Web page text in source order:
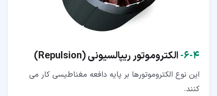
۴‏-‏۶‏- الکتروموتور ریپالسیونی(Repulsion)
این نوع الکتروموتورها بر پایه دافعه مغناطیسی کار می
کنند.